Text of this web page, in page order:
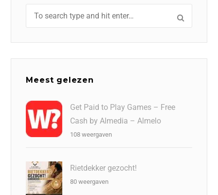
Meest gelezen
Get Paid to Play Games – Free
Cash by Almedia – Almelo
108 weergaven
Rietdekker gezocht!
80 weergaven